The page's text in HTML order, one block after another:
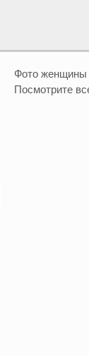
Фото женщины
Посмотрите